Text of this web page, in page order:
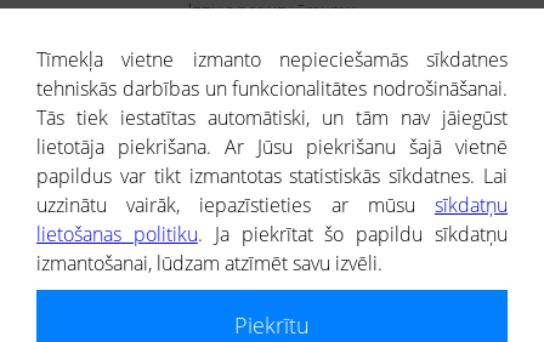
Izziņa par uzņēmumu
Dzimtas koks
Uzņēmumu atlase
Monitorings
Kredītizziņa par ārvalstu uzņēmumiem
® CREDITREFORM Latvija
SIA
Tīmekļa vietne izmanto nepieciešamās sīkdatnes
tehniskās darbības un funkcionalitātes nodrošināšanai.
Tās tiek iestatītas automātiski, un tām nav jāiegūst
lietotāja piekrišana. Ar Jūsu piekrišanu šajā vietnē
papildus var tikt izmantotas statistiskās sīkdatnes. Lai
uzzinātu vairāk, iepazīstieties ar mūsu sīkdatņu
lietošanas politiku. Ja piekrītat šo papildu sīkdatņu
izmantošanai, lūdzam atzīmēt savu izvēli.
Piekrītu